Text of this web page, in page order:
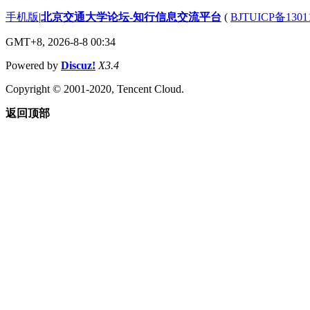
手机版|北京交通大学论坛-知行信息交流平台 ( BJTUICP备
GMT+8, 2026-8-8 00:34
Powered by Discuz! X3.4
Copyright © 2001-2020, Tencent Cloud.
返回顶部